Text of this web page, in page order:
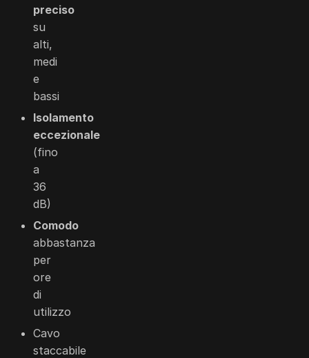
preciso
su
alti,
medi
e
bassi
Isolamento
eccezionale
(fino
a
36
dB)
Comodo
abbastanza
per
ore
di
utilizzo
Cavo
staccabile